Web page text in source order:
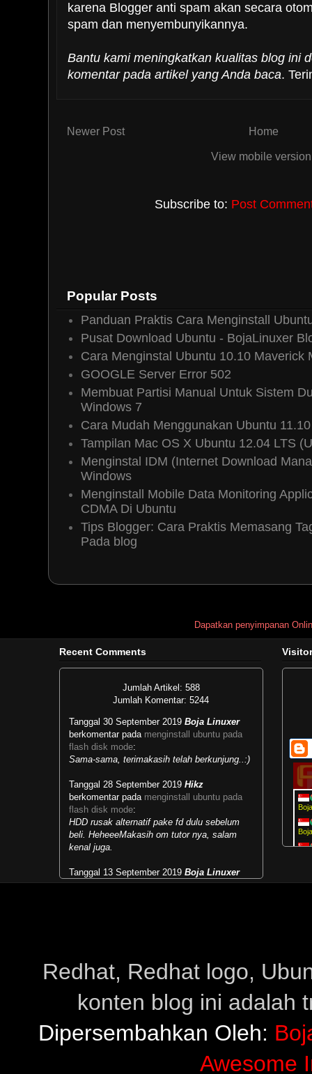
ohya maaaf kawan beberapa
mampir neh :-(
Reply
gan , makasih buat infonya
Boja Linuxer
13 April, 2011
Reply
karena Blogger anti spam akan secara
spam dan menyembunyikannya.
Bantu kami meningkatkan kualitas blog ini
komentar pada artikel yang Anda baca.
Newer Post Home
View mobile version
Subscribe to: Post
Popular Posts
Panduan Praktis Cara Menginstall
Pusat Download Ubuntu - BojaLinuxer
Cara Menginstal Ubuntu 10.10 Maverick
GOOGLE Server Error 502
Membuat Partisi Manual Untuk Sistem
Windows 7
Cara Mudah Menggunakan Ubuntu
Tampilan Mac OS X Ubuntu 12.04 LTS
Menginstal IDM (Internet Download
Windows
Menginstall Mobile Data Monitoring
CDMA Di Ubuntu
Tips Blogger: Cara Praktis Memasang
Pada blog
Dapatkan penyimpanan
Recent Comments
Jumlah Artikel: 588
Jumlah Komentar: 5244
Tanggal 30 September 2019Boja Linuxer
berkomentar pada menginstall ubuntu pada
flash disk mode:
Sama-sama, terimakasih telah berkunjung..:)
Tanggal 28 September 2019Hikz
berkomentar pada menginstall ubuntu pada
flash disk mode:
HDD rusak alternatif pake fd dulu sebelum
beli. HeheeeMakasih om tutor nya, salam
kenal juga.
Tanggal 13 September 2019Boja Linuxer
berkomentar padamasalah runlevel dan multi
makasih sudah share infonyapower supply hp
Tanggal 23 Februari 2019Rahmat
berkomentar pada download ultimate edition
Raja Gaming
Dhidhit
Visitor
Redhat, Redhat logo,
konten blog ini adalah
Dipersembahkan Oleh:
Awesome